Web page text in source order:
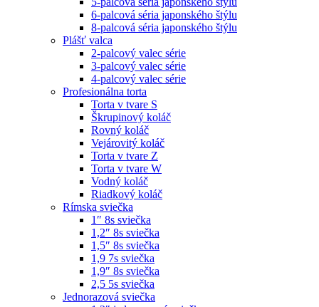
6-palcová séria japonského štýlu
8-palcová séria japonského štýlu
Plášť valca
2-palcový valec série
3-palcový valec série
4-palcový valec série
Profesionálna torta
Torta v tvare S
Škrupinový koláč
Rovný koláč
Vejárovitý koláč
Torta v tvare Z
Torta v tvare W
Vodný koláč
Riadkový koláč
Rímska sviečka
1″ 8s sviečka
1,2″ 8s sviečka
1,5″ 8s sviečka
1,9 7s sviečka
1,9″ 8s sviečka
2,5 5s sviečka
Jednorazová sviečka